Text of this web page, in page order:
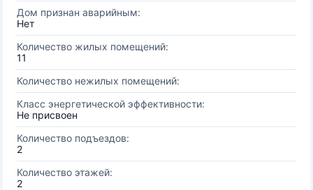
Дом признан аварийным:
Нет
Количество жилых помещений:
11
Количество нежилых помещений:
Класс энергетической эффективности:
Не присвоен
Количество подъездов:
2
Количество этажей:
2